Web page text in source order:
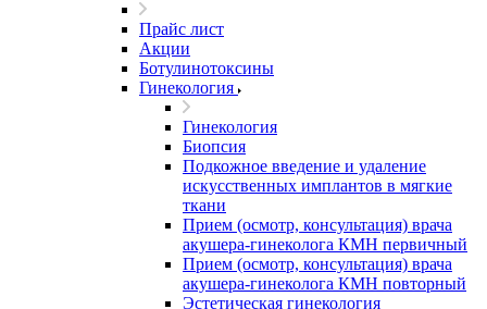
Прайс лист
Акции
Ботулинотоксины
Гинекология
Гинекология
Биопсия
Подкожное введение и удаление
искусственных имплантов в мягкие
ткани
Прием (осмотр, консультация) врача
акушера-гинеколога КМН первичный
Прием (осмотр, консультация) врача
акушера-гинеколога КМН повторный
Эстетическая гинекология